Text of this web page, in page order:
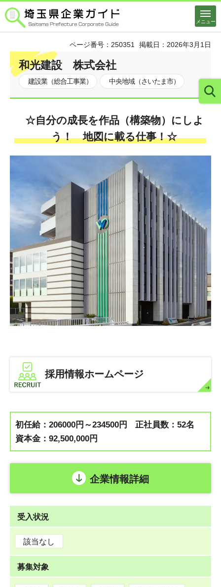
埼玉県企業ガイド メニュー
ページ番号：250351 掲載日：2026年3月1日
和光建設 株式会社
建設業（総合工事業） 中央地域（さいたま市）
☆自分の成長を作品（構築物）にしよ
う！ 地図に載る仕事！☆
採用情報ホームページ
初任給：206000円～234500円
正社員数：52名
資本金：92,500,000円
企業情報詳細
受入状況
該当なし
募集対象